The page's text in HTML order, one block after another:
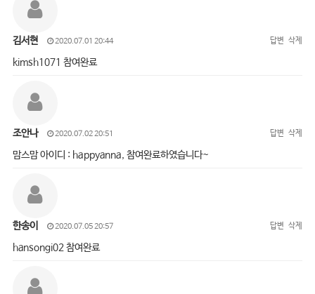
김서현 2020.07.01 20:44 답변 삭제
kimsh1071 참여완료
조안나 2020.07.02 20:51 답변 삭제
맘스맘 아이디 : happyanna, 참여완료하였습니다~
한송이 2020.07.05 20:57 답변 삭제
hansongi02 참여완료